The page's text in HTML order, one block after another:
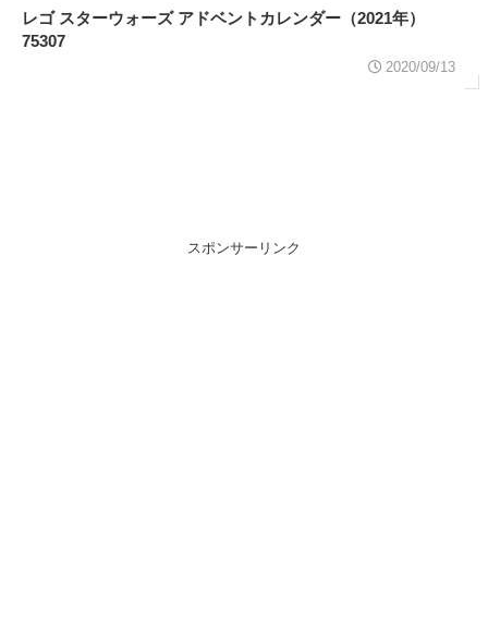
レゴ スターウォーズ アドベントカレンダー（2021年）
75307
2020/09/13
スポンサーリンク